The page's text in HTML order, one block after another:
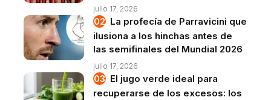
julio 17, 2026
La profecía de Parravicini que
ilusiona a los hinchas antes de
las semifinales del Mundial 2026
julio 17, 2026
El jugo verde ideal para
recuperarse de los excesos: los